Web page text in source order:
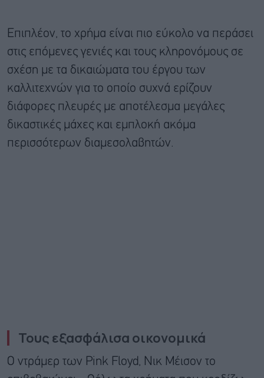
Επιπλέον, το χρήμα είναι πιο εύκολο να περάσει
στις επόμενες γενιές και τους κληρονόμους σε
σχέση με τα δικαιώματα του έργου των
καλλιτεχνών για το οποίο συχνά ερίζουν
διάφορες πλευρές με αποτέλεσμα μεγάλες
δικαστικές μάχες και εμπλοκή ακόμα
περισσότερων διαμεσολαβητών.
Τους εξασφάλισα οικονομικά
Ο ντράμερ των Pink Floyd, Νικ Μέισον το